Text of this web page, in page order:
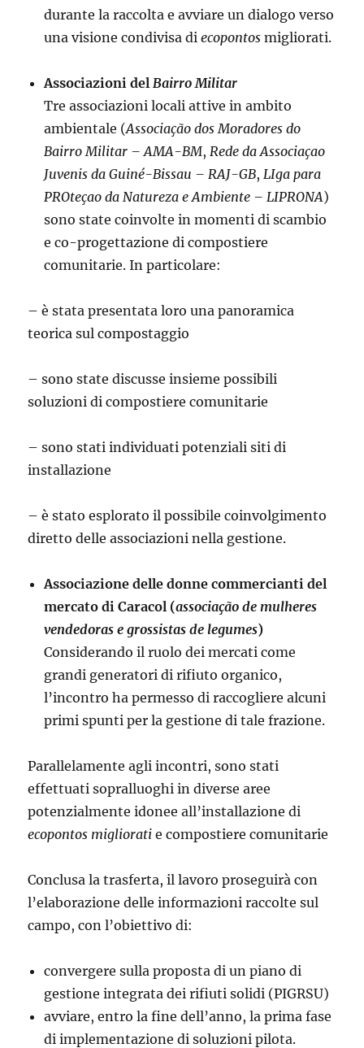
durante la raccolta e avviare un dialogo verso
una visione condivisa diecopontos migliorati.
Associazioni del Bairro Militar
Tre associazioni locali attive in ambito
ambientale (Associação dos Moradores do
Bairro Militar – AMA-BM, Rede da Associaçao
Juvenis da Guiné-Bissau – RAJ-GB, LIga para
PROteçao da Natureza e Ambiente – LIPRONA)
sono state coinvolte in momenti di scambio
e co-progettazione di compostiere
comunitarie. In particolare:
– è stata presentata loro una panoramica
teorica sul compostaggio
– sono state discusse insieme possibili
soluzioni di compostiere comunitarie
– sono stati individuati potenziali siti di
installazione
– è stato esplorato il possibile coinvolgimento
diretto delle associazioni nella gestione.
Associazione delle donne commercianti del
mercato di Caracol (associação de mulheres
vendedoras e grossistas de legumes)
Considerando il ruolo dei mercati come
grandi generatori di rifiuto organico,
l’incontro ha permesso di raccogliere alcuni
primi spunti per la gestione di tale frazione.
Parallelamente agli incontri, sono stati
effettuati sopralluoghi in diverse aree
potenzialmente idonee all’installazione di
ecopontos migliorati e compostiere comunitarie
Conclusa la trasferta, il lavoro proseguirà con
l’elaborazione delle informazioni raccolte sul
campo, con l’obiettivo di:
convergere sulla proposta di un piano di
gestione integrata dei rifiuti solidi (PIGRSU)
avviare, entro la fine dell’anno, la prima fase
di implementazione di soluzioni pilota.